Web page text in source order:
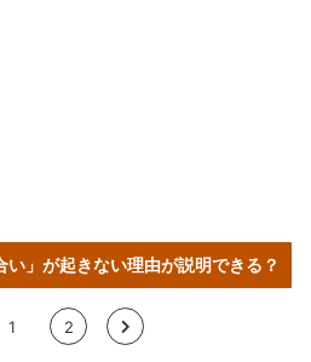
い」が起きない理由が説明できる？
1 2 >